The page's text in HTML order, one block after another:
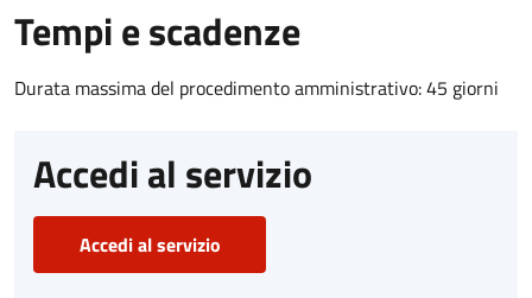
Tempi e scadenze
Durata massima del procedimento amministrativo: 45 giorni
Accedi al servizio
Accedi al servizio